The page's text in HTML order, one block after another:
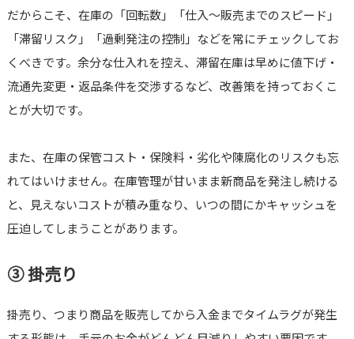
だからこそ、在庫の「回転数」「仕入～販売までのスピード」
「滞留リスク」「過剰発注の控制」などを常にチェックしてお
くべきです。余分な仕入れを控え、滞留在庫は早めに値下げ・
流通先変更・返品条件を交渉するなど、改善策を持っておくこ
とが大切です。
また、在庫の保管コスト・保険料・劣化や陳腐化のリスクも忘
れてはいけません。在庫管理が甘いまま新商品を発注し続ける
と、見えないコストが積み重なり、いつの間にかキャッシュを
圧迫してしまうことがあります。
③ 掛売り
掛売り、つまり商品を販売してから入金までタイムラグが発生